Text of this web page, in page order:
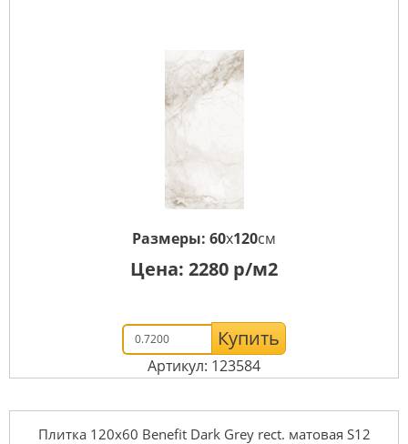
Размеры: 60x120см
Цена: 2280 р/м2
Купить
Артикул: 123584
Плитка 120x60 Benefit Dark Grey rect. матовая S12